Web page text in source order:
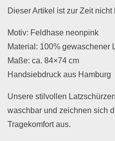
Dieser Artikel ist zur Zeit nicht
Motiv: Feldhase neonpink
Material: 100% gewaschener
Maße: ca. 84×74 cm
Handsiebdruck aus Hamburg
Unsere stilvollen
waschbar und zeichnen sich
Tragekomfort aus.